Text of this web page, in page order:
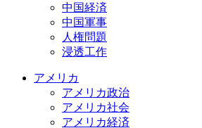
中国経済
中国軍事
人権問題
浸透工作
アメリカ
アメリカ政治
アメリカ社会
アメリカ経済